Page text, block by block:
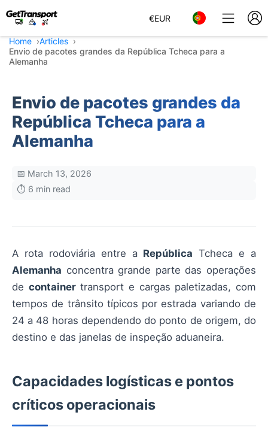
€EUR
Home
Articles
Envio de pacotes grandes da República Tcheca para a
Alemanha
Envio de pacotes grandes da
República Tcheca para a
Alemanha
📅 March 13, 2026
⏱️ 6 min read
A rota rodoviária entre a República Tcheca e a
Alemanha concentra grande parte das operações
de containertransport e cargas paletizadas, com
tempos de trânsito típicos por estrada variando de
24 a 48 horas dependendo do ponto de origem, do
destino e das janelas de inspeção aduaneira.
Capacidades logísticas e pontos
críticos operacionais